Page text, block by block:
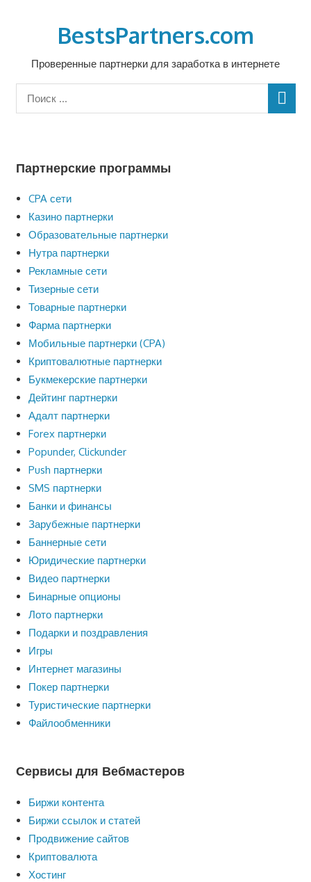
содержимомуBestsPartners.com
Проверенные партнерки для заработка в интернете
Партнерские программы
CPA сети
Казино партнерки
Образовательные партнерки
Нутра партнерки
Рекламные сети
Тизерные сети
Товарные партнерки
Фарма партнерки
Мобильные партнерки (CPA)
Криптовалютные партнерки
Букмекерские партнерки
Дейтинг партнерки
Адалт партнерки
Forex партнерки
Popunder, Clickunder
Push партнерки
SMS партнерки
Банки и финансы
Зарубежные партнерки
Баннерные сети
Юридические партнерки
Видео партнерки
Бинарные опционы
Лото партнерки
Подарки и поздравления
Игры
Интернет магазины
Покер партнерки
Туристические партнерки
Файлообменники
Сервисы для Вебмастеров
Биржи контента
Биржи ссылок и статей
Продвижение сайтов
Криптовалюта
Хостинг